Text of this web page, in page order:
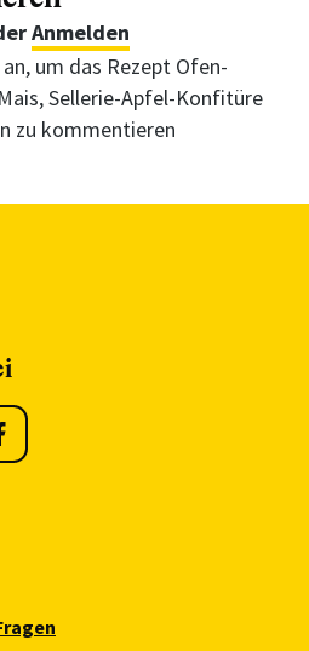
Anmelden
um das Rezept Ofen-
Sellerie-Apfel-Konfitüre
zu kommentieren